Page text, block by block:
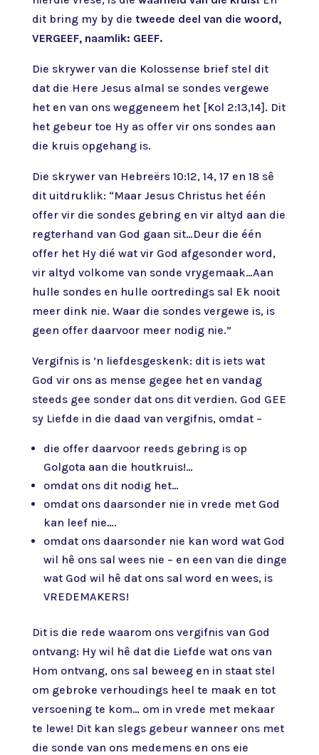
dit bring my by die tweede deel van die woord,
VERGEEF, naamlik: GEEF.
Die skrywer van die Kolossense brief stel dit
dat die Here Jesus almal se sondes vergewe
het en van ons weggeneem het [Kol 2:13,14]. Dit
het gebeur toe Hy as offer vir ons sondes aan
die kruis opgehang is.
Die skrywer van Hebreërs 10:12, 14, 17 en 18 sê
dit uitdruklik: “Maar Jesus Christus het één
offer vir die sondes gebring en vir altyd aan die
regterhand van God gaan sit…Deur die één
offer het Hy dié wat vir God afgesonder word,
vir altyd volkome van sonde vrygemaak…Aan
hulle sondes en hulle oortredings sal Ek nooit
meer dink nie. Waar die sondes vergewe is, is
geen offer daarvoor meer nodig nie.”
Vergifnis is ’n liefdesgeskenk: dit is iets wat
God vir ons as mense gegee het en vandag
steeds gee sonder dat ons dit verdien. God GEE
sy Liefde in die daad van vergifnis, omdat –
die offer daarvoor reeds gebring is op
Golgota aan die houtkruis!…
omdat ons dit nodig het…
omdat ons daarsonder nie in vrede met God
kan leef nie….
omdat ons daarsonder nie kan word wat God
wil hê ons sal wees nie – en een van die dinge
wat God wil hê dat ons sal word en wees, is
VREDEMAKERS!
Dit is die rede waarom ons vergifnis van God
ontvang: Hy wil hê dat die Liefde wat ons van
Hom ontvang, ons sal beweeg en in staat stel
om gebroke verhoudings heel te maak en tot
versoening te kom… om in vrede met mekaar
te lewe! Dit kan slegs gebeur wanneer ons met
die sonde van ons medemens en ons eie